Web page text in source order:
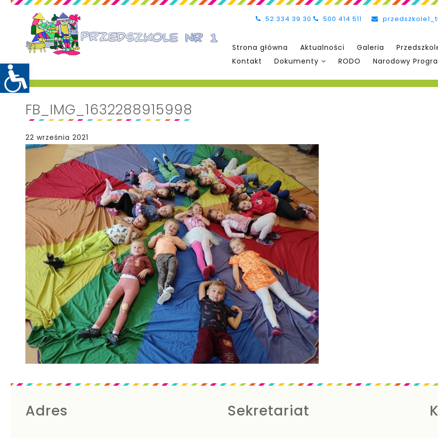
52 334 39 30 500 414 511
Strona główna Aktualności Galeria
Kontakt
Dokumenty RODO Narodowy
FB_IMG_1632288915998
22 września 2021
Adres Sekretariat